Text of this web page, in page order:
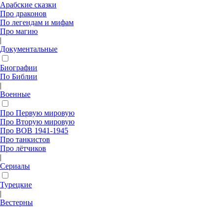
Арабские сказки
Про драконов
По легендам и мифам
Про магию
|
Документальные
Биографии
По Библии
|
Военные
Про Первую мировую
Про Вторую мировую
Про ВОВ 1941-1945
Про танкистов
Про лётчиков
|
Сериалы
Турецкие
|
Вестерны